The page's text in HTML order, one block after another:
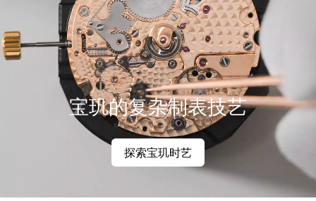
宝玑的复杂制表技艺
探索宝玑时艺